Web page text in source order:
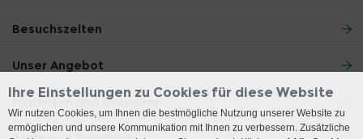
Besuchszeiten
Unser Angebot
Patienten und Besucher
Ihre Einstellungen zu Cookies für diese Website
Wir nutzen Cookies, um Ihnen die bestmögliche Nutzung unserer Website zu
ermöglichen und unsere Kommunikation mit Ihnen zu verbessern. Zusätzliche